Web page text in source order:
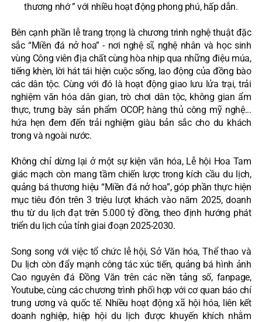
thương nhớ ” với nhiều hoạt động phong phú, hấp dẫn.
Bên cạnh phần lễ trang trọng là chương trình nghệ thuật đặc
sắc “Miền đá nở hoa” - nơi nghệ sĩ, nghệ nhân và học sinh
vùng Công viên địa chất cùng hòa nhịp qua những điệu múa,
tiếng khèn, lời hát tái hiện cuộc sống, lao động của đồng bào
các dân tộc. Cùng với đó là hoạt động giao lưu lửa trại, trải
nghiệm văn hóa dân gian, trò chơi dân tộc, không gian ẩm
thực, trưng bày sản phẩm OCOP, hàng thủ công mỹ nghệ...
hứa hẹn đem đến trải nghiệm giàu bản sắc cho du khách
trong và ngoài nước.
Không chỉ dừng lại ở một sự kiện văn hóa, Lễ hội Hoa Tam
giác mạch còn mang tầm chiến lược trong kích cầu du lịch,
quảng bá thương hiệu “Miền đá nở hoa”, góp phần thực hiện
mục tiêu đón trên 3 triệu lượt khách vào năm 2025, doanh
thu từ du lịch đạt trên 5.000 tỷ đồng, theo định hướng phát
triển du lịch của tỉnh giai đoạn 2025-2030.
Song song với việc tổ chức lễ hội, Sở Văn hóa, Thể thao và
Du lịch còn đẩy mạnh công tác xúc tiến, quảng bá hình ảnh
Cao nguyên đá Đồng Văn trên các nền tảng số, fanpage,
Youtube, cùng các chương trình phối hợp với cơ quan báo chí
trung ương và quốc tế. Nhiều hoạt động xã hội hóa, liên kết
doanh nghiệp, hiệp hội du lịch được khuyến khích nhằm